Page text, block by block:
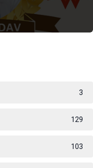
3
129
103